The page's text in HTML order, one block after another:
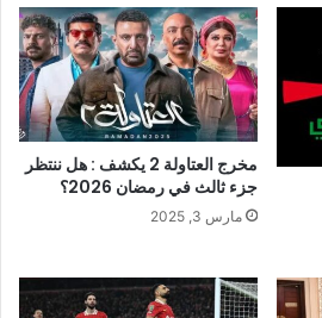
مخرج العتاولة 2 يكشف : هل ننتظر
جزء ثالث في رمضان 2026؟
مارس 3, 2025